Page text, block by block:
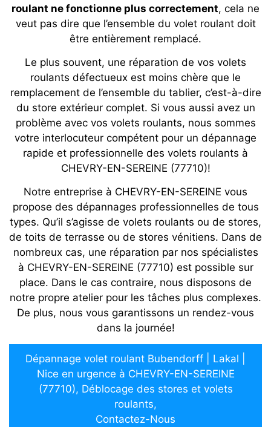
roulant ne fonctionne plus correctement, cela ne
veut pas dire que l’ensemble du volet roulant doit
être entièrement remplacé.
Le plus souvent, une réparation de vos volets
roulants défectueux est moins chère que le
remplacement de l’ensemble du tablier, c’est-à-dire
du store extérieur complet. Si vous aussi avez un
problème avec vos volets roulants, nous sommes
votre interlocuteur compétent pour un dépannage
rapide et professionnelle des volets roulants à
CHEVRY-EN-SEREINE (77710)!
Notre entreprise à CHEVRY-EN-SEREINE vous
propose des dépannages professionnelles de tous
types. Qu’il s’agisse de volets roulants ou de stores,
de toits de terrasse ou de stores vénitiens. Dans de
nombreux cas, une réparation par nos spécialistes
à CHEVRY-EN-SEREINE (77710) est possible sur
place. Dans le cas contraire, nous disposons de
notre propre atelier pour les tâches plus complexes.
De plus, nous vous garantissons un rendez-vous
dans la journée!
Dépannage volet roulant Bubendorff | Lakal |
Nice en urgence à CHEVRY-EN-SEREINE
(77710), Déblocage des stores et volets
roulants,
Contactez-Nous